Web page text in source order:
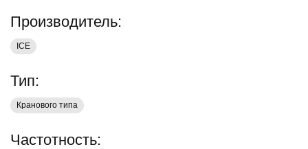
Производитель:
ICE
Тип:
Кранового типа
Частотность: